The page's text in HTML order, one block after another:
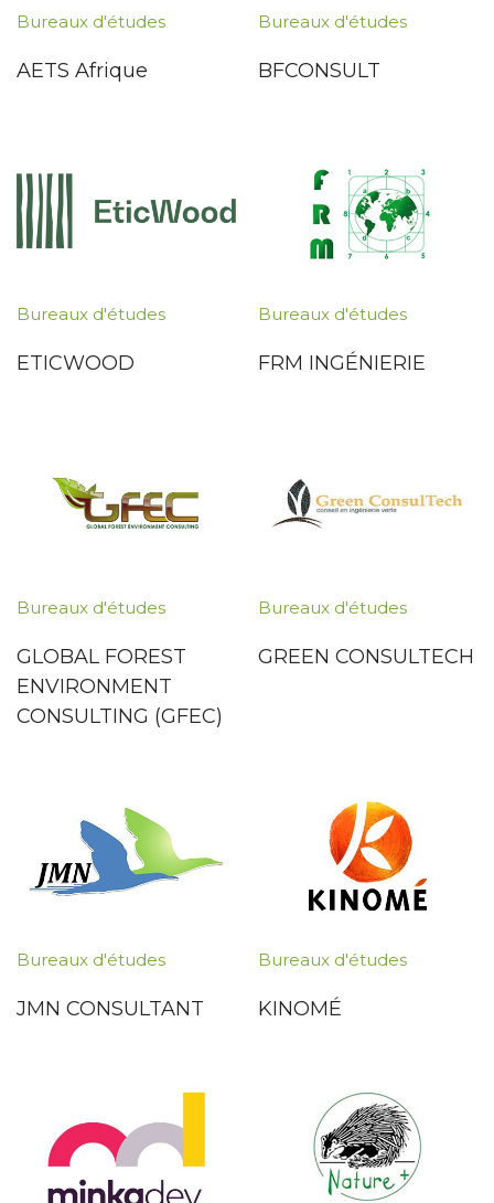
Bureaux d'études
AETS Afrique
Bureaux d'études
BFCONSULT
Bureaux d'études
ETICWOOD
Bureaux d'études
FRM INGÉNIERIE
Bureaux d'études
GLOBAL FOREST
ENVIRONMENT
CONSULTING (GFEC)
Bureaux d'études
GREEN CONSULTECH
Bureaux d'études
JMN CONSULTANT
Bureaux d'études
KINOMÉ